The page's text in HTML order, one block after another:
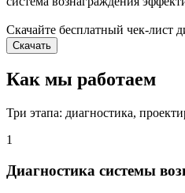
Скачайте бесплатный чек-лист
Скачать
Как мы работаем
Три этапа: диагностика,
1
Диагностика системы